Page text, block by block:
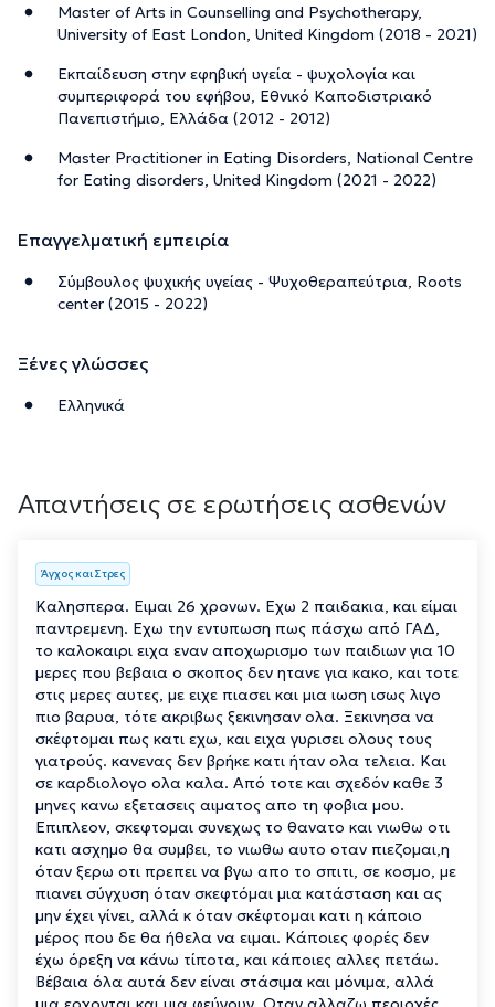
Master of Arts in Counselling and Psychotherapy,
University of East London, United Kingdom (2018 - 2021)
Εκπαίδευση στην εφηβική υγεία - ψυχολογία και
συμπεριφορά του εφήβου, Εθνικό Καποδιστριακό
Πανεπιστήμιο, Ελλάδα (2012 - 2012)
Master Practitioner in Eating Disorders, National Centre
for Eating disorders, United Kingdom (2021 - 2022)
Επαγγελματική εμπειρία
Σύμβουλος ψυχικής υγείας - Ψυχοθεραπεύτρια, Roots
center (2015 - 2022)
Ξένες γλώσσες
Ελληνικά
Απαντήσεις σε ερωτήσεις ασθενών
Άγχος και Στρες
Καλησπερα. Ειμαι 26 χρονων. Εχω 2 παιδακια, και είμαι
παντρεμενη. Εχω την εντυπωση πως πάσχω από ΓΑΔ,
το καλοκαιρι ειχα εναν αποχωρισμο των παιδιων για 10
μερες που βεβαια ο σκοπος δεν ητανε για κακο, και τοτε
στις μερες αυτες, με ειχε πιασει και μια ιωση ισως λιγο
πιο βαρυα, τότε ακριβως ξεκινησαν ολα. Ξεκινησα να
σκέφτομαι πως κατι εχω, και ειχα γυρισει ολους τους
γιατρούς. κανενας δεν βρήκε κατι ήταν ολα τελεια. Και
σε καρδιολογο ολα καλα. Από τοτε και σχεδόν καθε 3
μηνες κανω εξετασεις αιματος απο τη φοβια μου.
Επιπλεον, σκεφτομαι συνεχως το θανατο και νιωθω οτι
κατι ασχημο θα συμβει, το νιωθω αυτο οταν πιεζομαι,η
όταν ξερω οτι πρεπει να βγω απο το σπιτι, σε κοσμο, με
πιανει σύγχυση όταν σκεφτόμαι μια κατάσταση και ας
μην έχει γίνει, αλλά κ όταν σκέφτομαι κατι η κάποιο
μέρος που δε θα ήθελα να ειμαι. Κάποιες φορές δεν
έχω όρεξη να κάνω τίποτα, και κάποιες αλλες πετάω.
Βέβαια όλα αυτά δεν είναι στάσιμα και μόνιμα, αλλά